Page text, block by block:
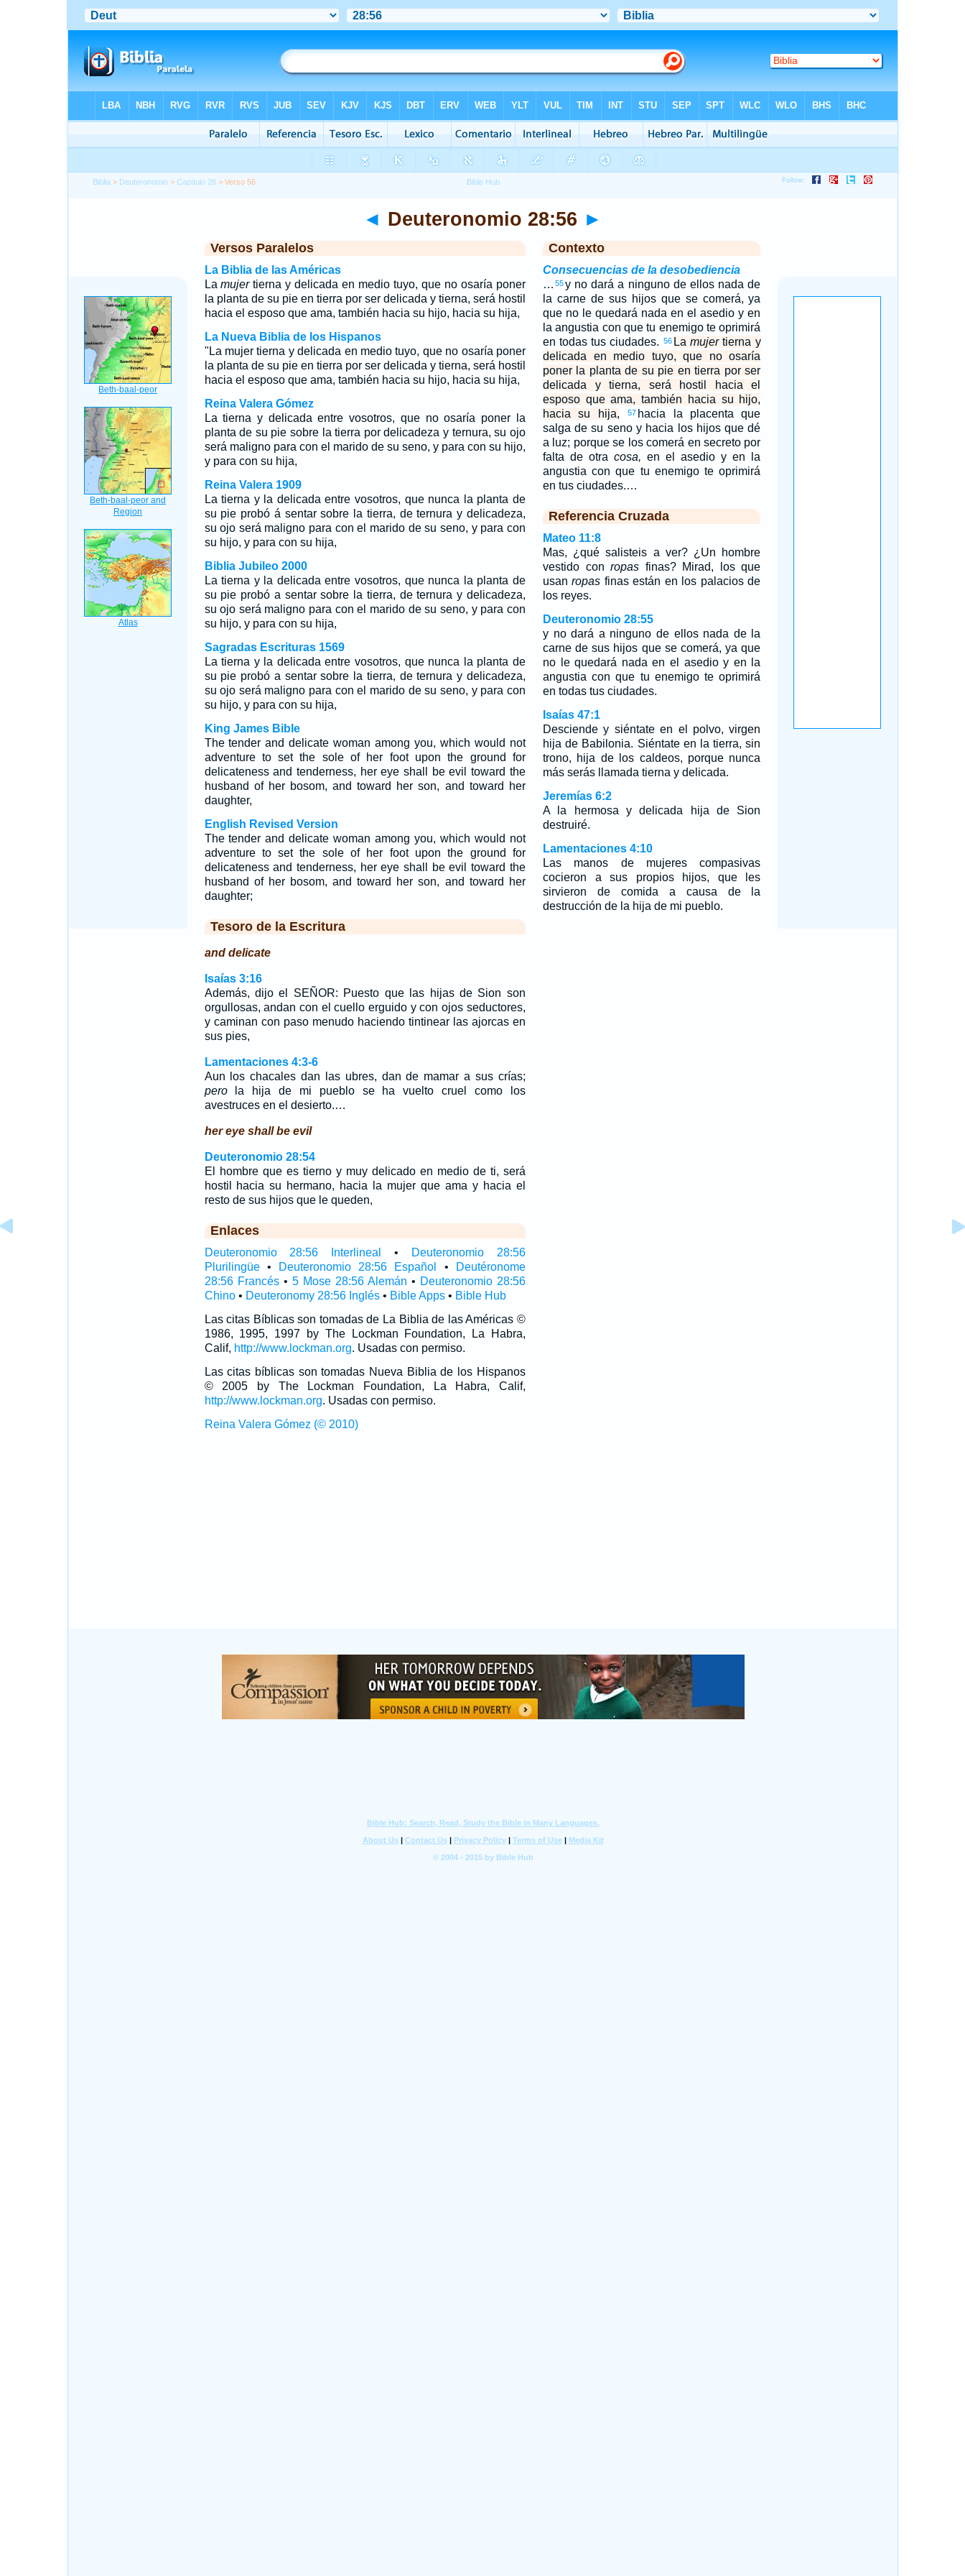
Biblia > Deuteronomio >Capítulo 28 > Verso 56
◄ Deuteronomio 28:56 ►
Versos Paralelos
La Biblia de las Américas
Lamujertierna y delicada en medio tuyo, que no osaría poner
la planta de su pie en tierra por ser delicada y tierna, será hostil
hacia el esposo que ama, también hacia su hijo, hacia su hija,
La Nueva Biblia de los Hispanos
"La mujer tierna y delicada en medio tuyo, que no osaría poner
la planta de su pie en tierra por ser delicada y tierna, será hostil
hacia el esposo que ama, también hacia su hijo, hacia su hija,
Reina Valera Gómez
La tierna y delicada entre vosotros, que no osaría poner la
planta de su pie sobre la tierra por delicadeza y ternura, su ojo
será maligno para con el marido de su seno, y para con su hijo,
y para con su hija,
Reina Valera 1909
La tierna y la delicada entre vosotros, que nunca la planta de
su pie probó á sentar sobre la tierra, de ternura y delicadeza,
su ojo será maligno para con el marido de su seno, y para con
su hijo, y para con su hija,
Biblia Jubileo 2000
La tierna y la delicada entre vosotros, que nunca la planta de
su pie probó a sentar sobre la tierra, de ternura y delicadeza,
su ojo será maligno para con el marido de su seno, y para con
su hijo, y para con su hija,
Sagradas Escrituras 1569
La tierna y la delicada entre vosotros, que nunca la planta de
su pie probó a sentar sobre la tierra, de ternura y delicadeza,
su ojo será maligno para con el marido de su seno, y para con
su hijo, y para con su hija,
King James Bible
The tender and delicate woman among you, which would not
adventure to set the sole of her foot upon the ground for
delicateness and tenderness, her eye shall be evil toward the
husband of her bosom, and toward her son, and toward her
daughter,
English Revised Version
The tender and delicate woman among you, which would not
adventure to set the sole of her foot upon the ground for
delicateness and tenderness, her eye shall be evil toward the
husband of her bosom, and toward her son, and toward her
daughter;
Tesoro de la Escritura
and delicate
Isaías 3:16
Además, dijo el SEÑOR: Puesto que las hijas de Sion son
orgullosas, andan con el cuello erguido y con ojos seductores,
y caminan con paso menudo haciendo tintinear las ajorcas en
sus pies,
Lamentaciones 4:3-6
Aun los chacales dan las ubres, dan de mamar a sus crías;
perola hija de mi pueblo se ha vuelto cruel como los
avestruces en el desierto.…
her eye shall be evil
Deuteronomio 28:54
El hombre que es tierno y muy delicado en medio de ti, será
hostil hacia su hermano, hacia la mujer que ama y hacia el
resto de sus hijos que le queden,
Enlaces
Deuteronomio 28:56 Interlineal •
Deuteronomio 28:56
Plurilingüe• Deuteronomio 28:56 Español •
Deutéronome
28:56 Francés• 5 Mose 28:56 Alemán • Deuteronomio 28:56
Chino• Deuteronomy 28:56 Inglés• Bible Apps• Bible Hub
Las citas Bíblicas son tomadas de La Biblia de las Américas ©
1986, 1995, 1997 by The Lockman Foundation, La Habra,
Calif, http://www.lockman.org. Usadas con permiso.
Las citas bíblicas son tomadas Nueva Biblia de los Hispanos
© 2005 by The Lockman Foundation, La Habra, Calif,
http://www.lockman.org. Usadas con permiso.
Reina Valera Gómez (© 2010)
Contexto
Consecuencias de la desobediencia
… 55y no dará a ninguno de ellos nada de
la carne de sus hijos que se comerá, ya
que no le quedará nada en el asedio y en
la angustia con que tu enemigo te oprimirá
en todas tus ciudades.
56 Lamujertierna y
delicada en medio tuyo, que no osaría
poner la planta de su pie en tierra por ser
delicada y tierna, será hostil hacia el
esposo que ama, también hacia su hijo,
hacia su hija,
57 hacia la placenta que
salga de su seno y hacia los hijos que dé
a luz; porque se los comerá en secreto por
falta de otracosa, en el asedio y en la
angustia con que tu enemigo te oprimirá
en tus ciudades.…
Referencia Cruzada
Mateo 11:8
Mas, ¿qué salisteis a ver? ¿Un hombre
vestido conropas finas? Mirad, los que
usanropas finas están en los palacios de
los reyes.
Deuteronomio 28:55
y no dará a ninguno de ellos nada de la
carne de sus hijos que se comerá, ya que
no le quedará nada en el asedio y en la
angustia con que tu enemigo te oprimirá
en todas tus ciudades.
Isaías 47:1
Desciende y siéntate en el polvo, virgen
hija de Babilonia. Siéntate en la tierra, sin
trono, hija de los caldeos, porque nunca
más serás llamada tierna y delicada.
Jeremías 6:2
A la hermosa y delicada hija de Sion
destruiré.
Lamentaciones 4:10
Las manos de mujeres compasivas
cocieron a sus propios hijos, que les
sirvieron de comida a causa de la
destrucción de la hija de mi pueblo.